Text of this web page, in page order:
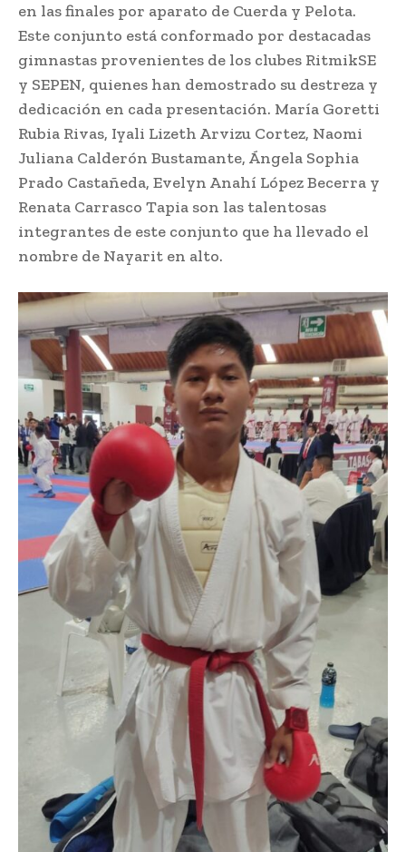
en las finales por aparato de Cuerda y Pelota.
Este conjunto está conformado por destacadas
gimnastas provenientes de los clubes RitmikSE
y SEPEN, quienes han demostrado su destreza y
dedicación en cada presentación. María Goretti
Rubia Rivas, Iyali Lizeth Arvizu Cortez, Naomi
Juliana Calderón Bustamante, Ángela Sophia
Prado Castañeda, Evelyn Anahí López Becerra y
Renata Carrasco Tapia son las talentosas
integrantes de este conjunto que ha llevado el
nombre de Nayarit en alto.